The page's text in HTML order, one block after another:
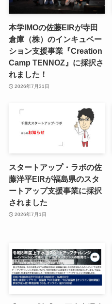
本学IMOの佐藤EIRが寺田
倉庫（株）のインキュベー
ション支援事業『Creation
Camp TENNOZ』に採択さ
れました！
2026年7月31日
スタートアップ・ラボの佐
藤洋平EIRが福島県のスタ
ートアップ支援事業に採択
されました
2026年7月1日